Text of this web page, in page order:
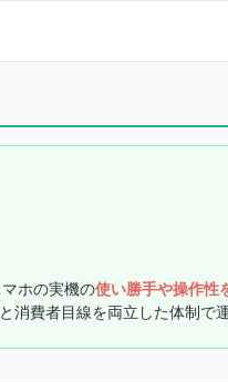
ホの実機の使い勝手や操作性
消費者目線を両立した体制で